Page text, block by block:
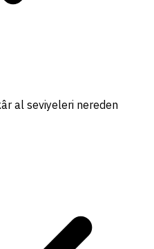
al seviyeleri nereden